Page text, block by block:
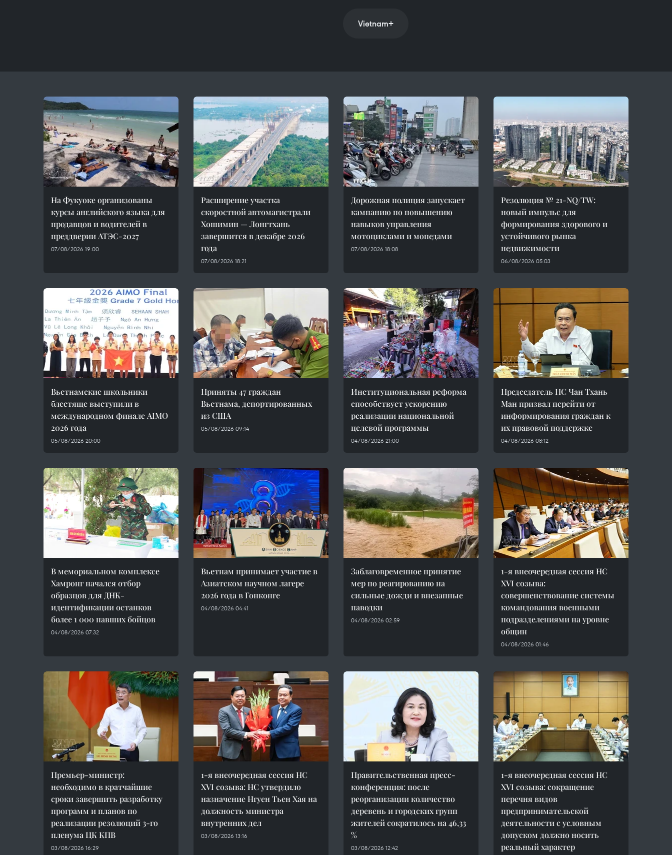
Vietnam+
На Фукуоке организованы
курсы английского языка для
продавцов и водителей в
преддверии АТЭС-2027
07/08/2026 19:00
Расширение участка
скоростной автомагистрали
Хошимин — Лонгтхань
завершится в декабре 2026
года
07/08/2026 18:21
Дорожная полиция запускает
кампанию по повышению
навыков управления
мотоциклами и мопедами
07/08/2026 18:08
Резолюция № 21-NQ/TW:
новый импульс для
формирования здорового и
устойчивого рынка
недвижимости
06/08/2026 05:03
Вьетнамские школьники
блестяще выступили в
международном финале AIMO
2026 года
05/08/2026 20:00
Приняты 47 граждан
Вьетнама, депортированных
из США
05/08/2026 09:14
Институциональная реформа
способствует ускорению
реализации национальной
целевой программы
04/08/2026 21:00
Председатель НС Чан Тхань
Ман призвал перейти от
информирования граждан к
их правовой поддержке
04/08/2026 08:12
В мемориальном комплексе
Хамронг начался отбор
образцов для ДНК-
идентификации останков
более 1 000 павших бойцов
04/08/2026 07:32
Вьетнам принимает участие в
Азиатском научном лагере
2026 года в Гонконге
04/08/2026 04:41
Заблаговременное принятие
мер по реагированию на
сильные дожди и внезапные
паводки
04/08/2026 02:59
1-я внеочередная сессия НС
XVI созыва:
совершенствование системы
командования военными
подразделениями на уровне
общин
04/08/2026 01:46
Премьер-министр:
необходимо в кратчайшие
сроки завершить разработку
программ и планов по
реализации резолюций 3-го
пленума ЦК КПВ
03/08/2026 16:29
1-я внеочередная сессия НС
XVI созыва: НС утвердило
назначение Нгуен Тьен Хая на
должность министра
внутренних дел
03/08/2026 13:16
Правительственная пресс-
конференция: после
реорганизации количество
деревень и городских групп
жителей сократилось на 46,33
%
03/08/2026 12:42
1-я внеочередная сессия НС
XVI созыва: сокращение
перечня видов
предпринимательской
деятельности с условным
допуском должно носить
реальный характер